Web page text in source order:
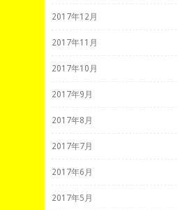
2017年12月
2017年11月
2017年10月
2017年9月
2017年8月
2017年7月
2017年6月
2017年5月